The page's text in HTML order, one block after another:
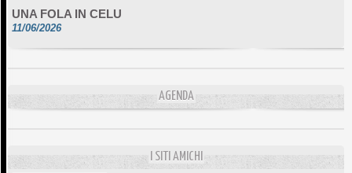
UNA FOLA IN CELU
11/06/2026
DA SCIMULÌ
L'ESSENZIALE CHÌ GHJÈ
10/06/2026
AGENDA
I SITI AMICHI